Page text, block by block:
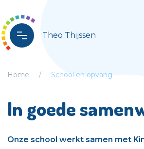
Theo Thijssen
Home School en opvang
In goede
Onze school werkt samen met